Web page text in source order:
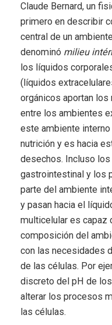
Claude Bernard, un
primero en describir
central de un
denominó milieu
los líquidos
(líquidos
orgánicos aportan
entre los ambientes
este ambiente
nutrición y es hacia
desechos. Incluso
gastrointestinal y los
parte del ambiente
y pasan hacia el
multicelular es capaz
composición del
con las necesidades
de las células. Por
discreto del pH de
alterar los procesos
las células.